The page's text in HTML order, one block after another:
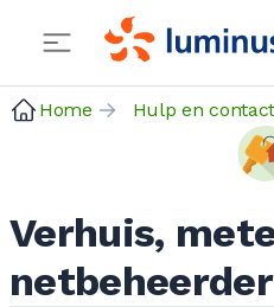
Home Hulp en contact
Verhuis,
netbeheerder